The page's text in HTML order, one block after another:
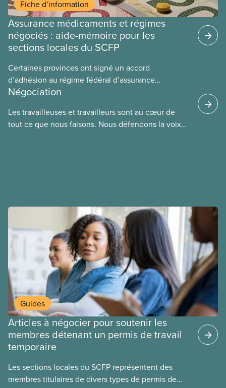
Fiche d’information
Assurance médicaments et régimes
négociés : aide-mémoire pour les
sections locales du SCFP
Certaines provinces ont signé un accord
d’adhésion au régime fédéral d’assurance
médicaments. Les sections locales du SCFP dans
régime pourrait avoir sur leurs avantages
sociaux actuels.
Négociation
Les travailleuses et travailleurs sont au cœur de
tout ce que nous faisons. Nous défendons la voix
Guides
Articles à négocier pour soutenir les
membres détenant un permis de travail
temporaire
Les sections locales du SCFP représentent des
membres titulaires de divers types de permis de